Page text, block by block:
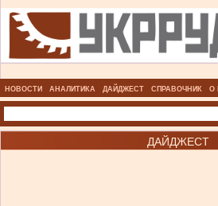
НОВОСТИ АНАЛИТИКА ДАЙДЖЕСТ СПРАВОЧНИК О
ДАЙДЖЕСТ